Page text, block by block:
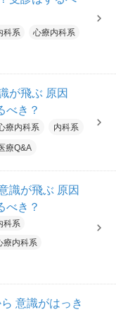
科系
心療内科系
が飛ぶ 原因
べき？
療内科系 内科系
療Q&A
識が飛ぶ 原因
べき？
科系
療内科系
意識がはっき